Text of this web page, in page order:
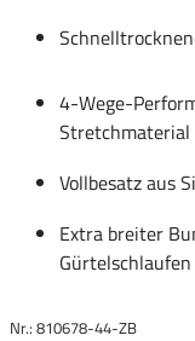
4-Wege-
Stretchmaterial
Vollbesatz aus
Extra breiter
Gürtelschlaufen
Nr.: 810678-44-ZB